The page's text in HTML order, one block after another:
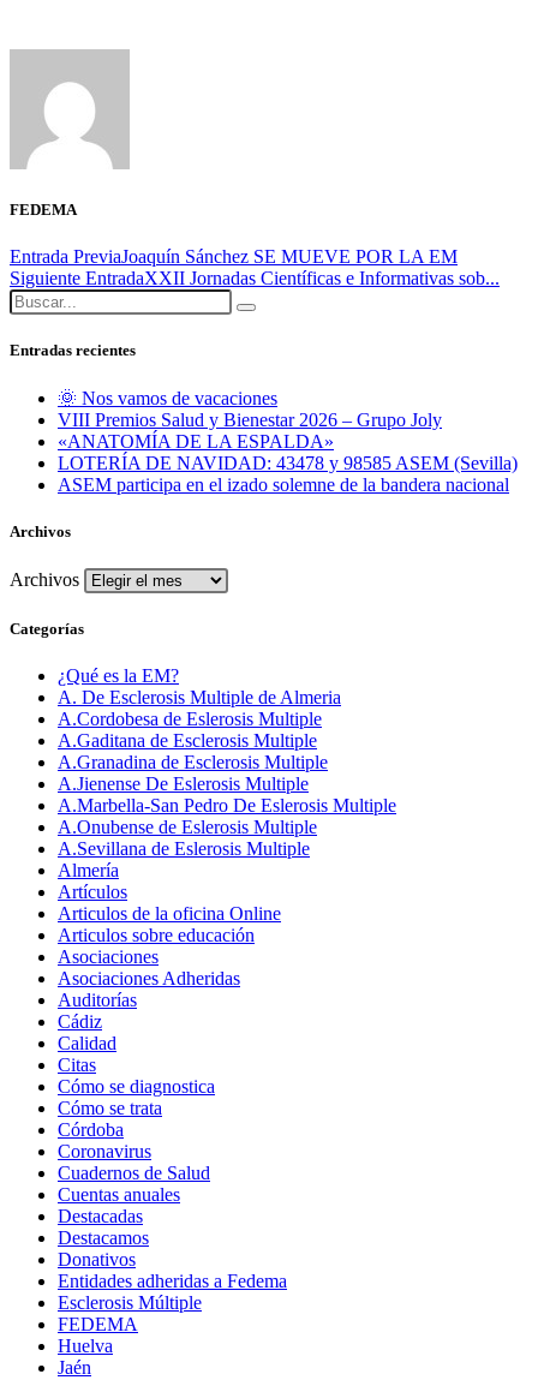
FEDEMA
Entrada PreviaJoaquín Sánchez SE MUEVE POR LA EM
Siguiente EntradaXXII Jornadas Científicas e Informativas sob...
Entradas recientes
🌞 Nos vamos de vacaciones
VIII Premios Salud y Bienestar 2026 – Grupo Joly
«ANATOMÍA DE LA ESPALDA»
LOTERÍA DE NAVIDAD: 43478 y 98585 ASEM (Sevilla)
ASEM participa en el izado solemne de la bandera nacional
Archivos
Archivos
Categorías
¿Qué es la EM?
A. De Esclerosis Multiple de Almeria
A.Cordobesa de Eslerosis Multiple
A.Gaditana de Esclerosis Multiple
A.Granadina de Esclerosis Multiple
A.Jienense De Eslerosis Multiple
A.Marbella-San Pedro De Eslerosis Multiple
A.Onubense de Eslerosis Multiple
A.Sevillana de Eslerosis Multiple
Almería
Artículos
Articulos de la oficina Online
Articulos sobre educación
Asociaciones
Asociaciones Adheridas
Auditorías
Cádiz
Calidad
Citas
Cómo se diagnostica
Cómo se trata
Córdoba
Coronavirus
Cuadernos de Salud
Cuentas anuales
Destacadas
Destacamos
Donativos
Entidades adheridas a Fedema
Esclerosis Múltiple
FEDEMA
Huelva
Jaén